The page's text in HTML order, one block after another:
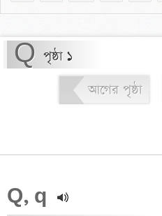
Q পৃষ্ঠা ১
আগের পৃষ্ঠা
Q, q